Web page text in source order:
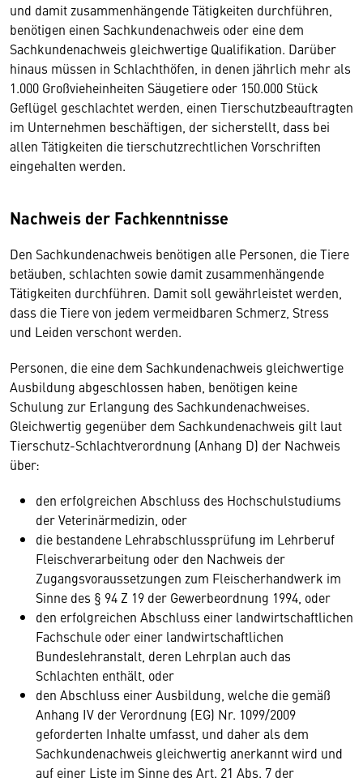
und damit zusammenhängende Tätigkeiten durchführen,
benötigen einen Sachkundenachweis oder eine dem
Sachkundenachweis gleichwertige Qualifikation. Darüber
hinaus müssen in Schlachthöfen, in denen jährlich mehr als
1.000 Großvieheinheiten Säugetiere oder 150.000 Stück
Geflügel geschlachtet werden, einen Tierschutzbeauftragten
im Unternehmen beschäftigen, der sicherstellt, dass bei
allen Tätigkeiten die tierschutzrechtlichen Vorschriften
eingehalten werden.
Nachweis der Fachkenntnisse
Den Sachkundenachweis benötigen alle Personen, die Tiere
betäuben, schlachten sowie damit zusammenhängende
Tätigkeiten durchführen. Damit soll gewährleistet werden,
dass die Tiere von jedem vermeidbaren Schmerz, Stress
und Leiden verschont werden.
Personen, die eine dem Sachkundenachweis gleichwertige
Ausbildung abgeschlossen haben, benötigen keine
Schulung zur Erlangung des Sachkundenachweises.
Gleichwertig gegenüber dem Sachkundenachweis gilt laut
Tierschutz-Schlachtverordnung (Anhang D) der Nachweis
über:
den erfolgreichen Abschluss des Hochschulstudiums
der Veterinärmedizin, oder
die bestandene Lehrabschlussprüfung im Lehrberuf
Fleischverarbeitung oder den Nachweis der
Zugangsvoraussetzungen zum Fleischerhandwerk im
Sinne des § 94 Z 19 der Gewerbeordnung 1994, oder
den erfolgreichen Abschluss einer landwirtschaftlichen
Fachschule oder einer landwirtschaftlichen
Bundeslehranstalt, deren Lehrplan auch das
Schlachten enthält, oder
den Abschluss einer Ausbildung, welche die gemäß
Anhang IV der Verordnung (EG) Nr. 1099/2009
geforderten Inhalte umfasst, und daher als dem
Sachkundenachweis gleichwertig anerkannt wird und
auf einer Liste im Sinne des Art. 21 Abs. 7 der